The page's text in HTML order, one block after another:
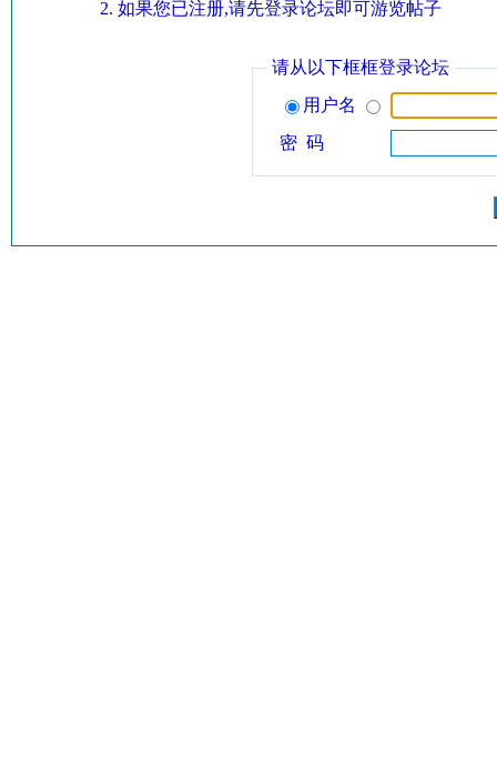
如果您已注册,请先登录论坛即可游览帖子
请从以下框框登录论坛
用户名
密 码